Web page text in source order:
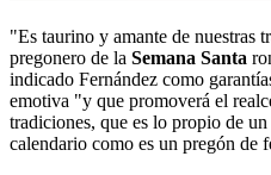
"Es taurino y amante de nuestras
pregonero de la Semana Santa
indicado Fernández como
emotiva "y que promoverá el
tradiciones, que es lo propio de
calendario como es un pregón de